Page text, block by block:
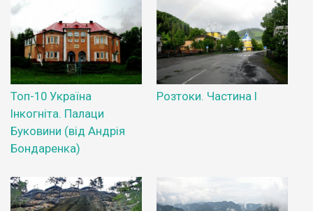
Топ-10 Україна
Інкогніта. Палаци
Буковини (від Андрія
Бондаренка)
Розтоки. Частина І